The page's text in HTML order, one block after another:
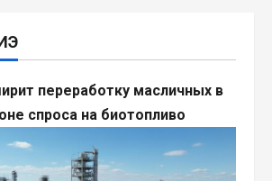
переработку масличных в
спроса на биотопливо